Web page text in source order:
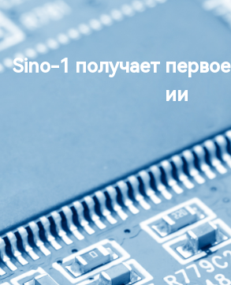
Устойчивое развитие
Sino-1 получает
ии